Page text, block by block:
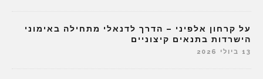
על קרחון אלפיני – הדרך לדנאלי מתחילה באימוני
הישרדות בתנאים קיצוניים
13 ביולי 2026